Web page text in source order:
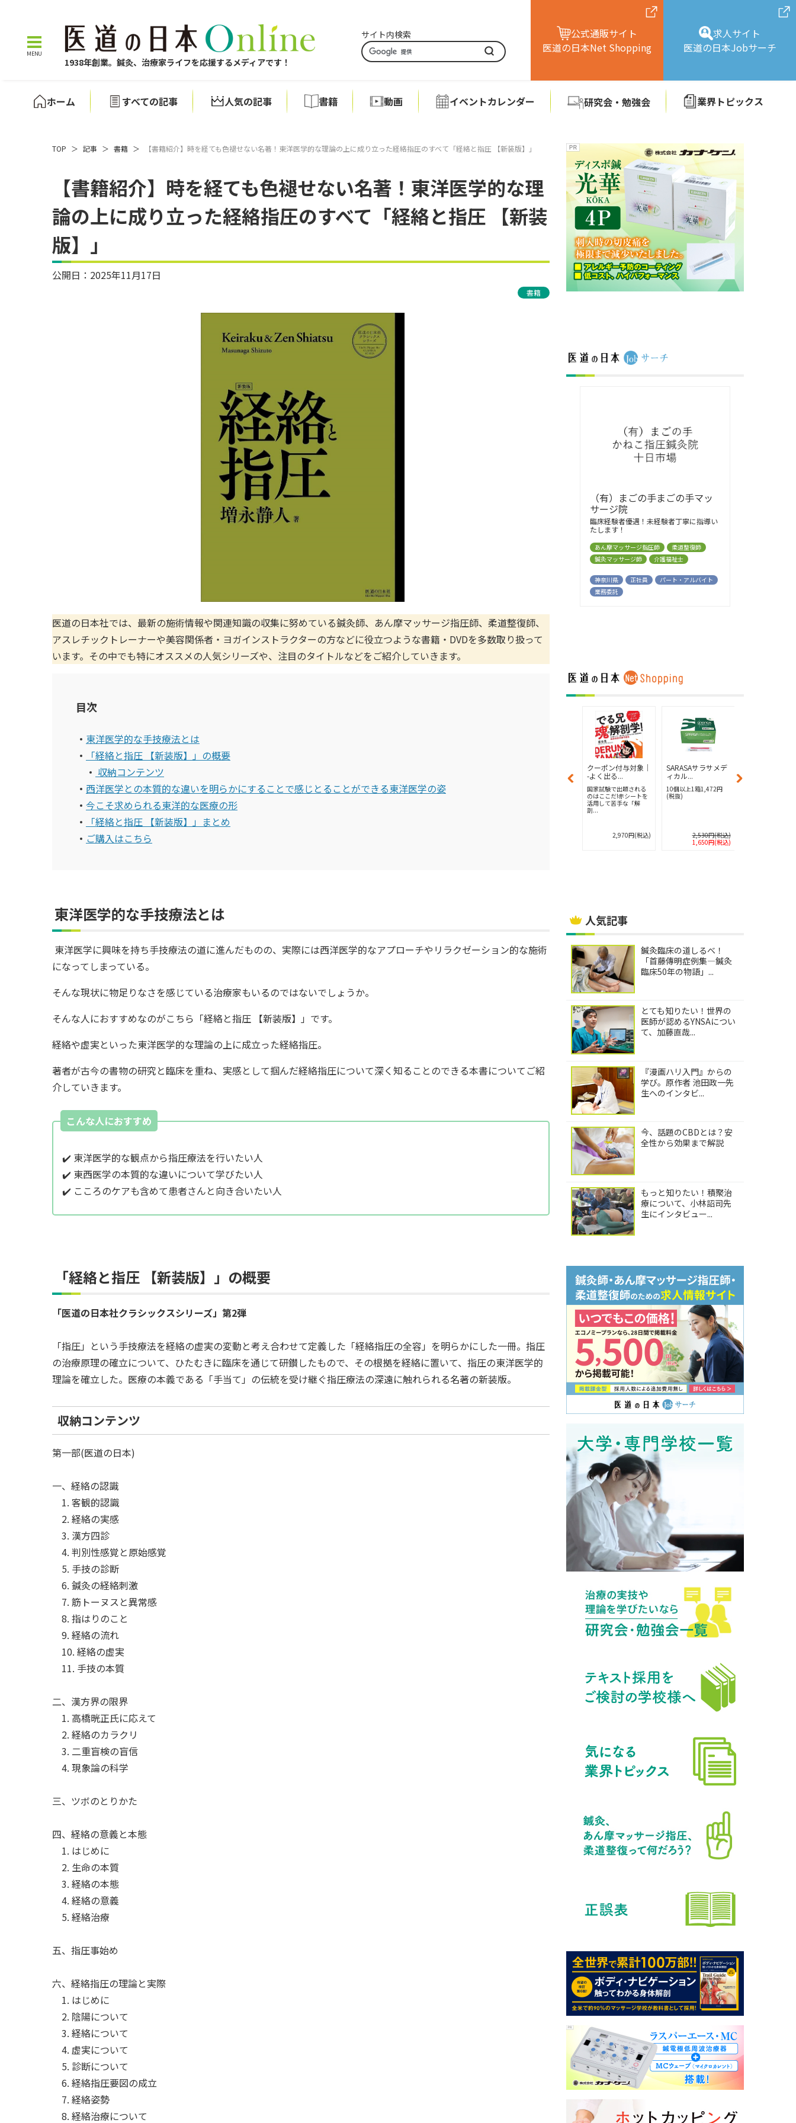
1938年創業。鍼灸、治療家ライフを応援するメディアです！
サイト内検索
公式通販サイト
医道の日本Net Shopping
求人サイト
医道の日本Jobサーチ
ホーム すべての記事 人気の記事 書籍 動画 イベントカレンダー 研究会・勉強会 業界トピックス
TOP ＞ 記事 ＞ 書籍 ＞ 【書籍紹介】時を経ても色褪せない名著！東洋医学的な理論の上に成り立った経絡指圧のすべて「経絡と指圧 【新装版】」
【書籍紹介】時を経ても色褪せない名著！東洋医学的な理
論の上に成り立った経絡指圧のすべて「経絡と指圧 【新装
版】」
公開日：2025年11月17日
書籍
医道の日本社では、最新の施術情報や関連知識の収集に努めている鍼灸師、あん摩マッサージ指圧師、柔道整復師、
アスレチックトレーナーや美容関係者・ヨガインストラクターの方などに役立つような書籍・DVDを多数取り扱って
います。その中でも特にオススメの人気シリーズや、注目のタイトルなどをご紹介していきます。
目次
東洋医学的な手技療法とは
「経絡と指圧 【新装版】」の概要
収納コンテンツ
西洋医学との本質的な違いを明らかにすることで感じとることができる東洋医学の姿
今こそ求められる東洋的な医療の形
「経絡と指圧 【新装版】」まとめ
ご購入はこちら
東洋医学的な手技療法とは
東洋医学に興味を持ち手技療法の道に進んだものの、実際には西洋医学的なアプローチやリラクゼーション的な施術
になってしまっている。
そんな現状に物足りなさを感じている治療家もいるのではないでしょうか。
そんな人におすすめなのがこちら「経絡と指圧 【新装版】」です。
経絡や虚実といった東洋医学的な理論の上に成立った経絡指圧。
著者が古今の書物の研究と臨床を重ね、実感として掴んだ経絡指圧について深く知ることのできる本書についてご紹
介していきます。
こんな人におすすめ
✔️ 東洋医学的な観点から指圧療法を行いたい人
✔️ 東西医学の本質的な違いについて学びたい人
✔️ こころのケアも含めて患者さんと向き合いたい人
「経絡と指圧 【新装版】 」の概要
「医道の日本社クラシックスシリーズ」第2弾
「指圧」という手技療法を経絡の虚実の変動と考え合わせて定義した「経絡指圧の全容」を明らかにした一冊。指圧
の治療原理の確立について、ひたむきに臨床を通じて研鑚したもので、その根拠を経絡に置いて、指圧の東洋医学的
理論を確立した。医療の本義である「手当て」の伝統を受け継ぐ指圧療法の深遠に触れられる名著の新装版。
収納コンテンツ
第一部(医道の日本)
一、経絡の認識
1. 客観的認識
2. 経絡の実感
3. 漢方四診
4. 判別性感覚と原始感覚
5. 手技の診断
6. 鍼灸の経絡刺激
7. 筋トーヌスと異常感
8. 指はりのこと
9. 経絡の流れ
10. 経絡の虚実
11. 手技の本質
二、漢方界の限界
1. 高橋晄正氏に応えて
2. 経絡のカラクリ
3. 二重盲検の盲信
4. 現象論の科学
三、ツボのとりかた
四、経絡の意義と本態
1. はじめに
2. 生命の本質
3. 経絡の本態
4. 経絡の意義
5. 経絡治療
五、指圧事始め
六、経絡指圧の理論と実際
1. はじめに
2. 陰陽について
3. 経絡について
4. 虚実について
5. 診断について
6. 経絡指圧要図の成立
7. 経絡姿勢
8. 経絡治療について
（有）まごの手まごの手マッ
サージ院
臨床経験者優遇！未経験者丁寧に指導い
たします！
あん摩マッサージ指圧師
柔道整復師
鍼灸マッサージ師
介護福祉士
神奈川県 正社員
パート・アルバイト
業務委託
【ポイント8倍】NE
Oディス...
10個以上で1箱1,584円
(税抜)
3,630円(税込)
1,778円(税込)
10個以上で1箱1973円
(税込)
国家試験で出題される
のはここだ!学生・受験
国家試験で出題される
のはここだ!赤シートを
10個以上で1箱829円
(税抜)
クーポン付与対象│
-よく出る...
国家試験で出題される
のはここだ!赤シートを
活用して苦手な「解
剖...
2,970円(税込)
SARASAサラサメデ
ィカル...
10個以上1箱1,472円
(税抜)
2,530円(税込)
1,650円(税込)
人気記事
鍼灸臨床の道しるべ！
「首藤傳明症例集―鍼灸
臨床50年の物語」...
とても知りたい！世界の
医師が認めるYNSAについ
て、加藤直哉...
『漫画ハリ入門』からの
学び。原作者 池田政一先
生へのインタビ...
今、話題のCBDとは？安
全性から効果まで解説
もっと知りたい！積聚治
療について、小林詔司先
生にインタビュー...